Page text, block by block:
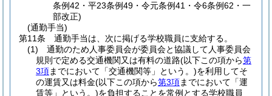
条例42・平23条例49・令元条例41・令6条例62・一
部改正)
(通勤手当)
第11条
通勤手当は、次に掲げる学校職員に支給する。
(1)
通勤のため人事委員会が委員会と協議して人事委員会
規則で定める交通機関又は有料の道路(以下この項から第
3項までにおいて「交通機関等」という。)を利用してそ
の運賃又は料金(以下この項から第3項までにおいて「運
賃等」という。)を負担することを常例とする学校職員